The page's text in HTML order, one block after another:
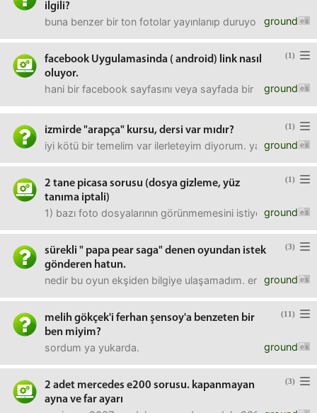
ilgili?
ground
buna benzer bir ton fotolar yayınlanıp duruyor. nedir aslı
(1)
facebook Uygulamasinda ( android) link nasıl
oluyor.
ground
hani bir facebook sayfasını veya sayfada bir resmi link
(1)
izmirde "arapça" kursu, dersi var mıdır?
ground
iyi kötü bir temelim var ilerleteyim diyorum. yardım
(1)
2 tane picasa sorusu (dosya gizleme, yüz
tanıma iptali)
ground
1) bazı foto dosyalarının görünmemesini istiyorum.
(3)
sürekli " papa pear saga" denen oyundan istek
gönderen hatun.
ground
nedir bu oyun ekşiden bilgiye ulaşamadım.
(11)
melih gökçek'i ferhan şensoy'a benzeten bir
ben miyim?
ground
sordum ya yukarda.
(3)
2 adet mercedes e200 sorusu. kapanmayan
ayna ve far ayarı